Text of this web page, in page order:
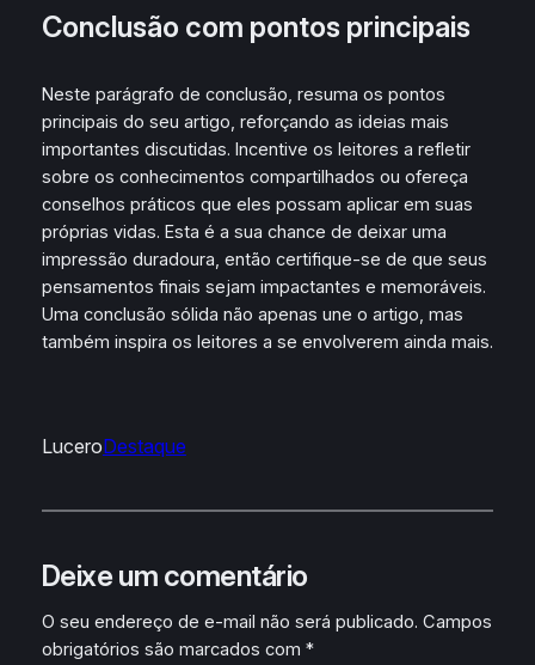
Conclusão com pontos principais
Neste parágrafo de conclusão, resuma os pontos
principais do seu artigo, reforçando as ideias mais
importantes discutidas. Incentive os leitores a refletir
sobre os conhecimentos compartilhados ou ofereça
conselhos práticos que eles possam aplicar em suas
próprias vidas. Esta é a sua chance de deixar uma
impressão duradoura, então certifique-se de que seus
pensamentos finais sejam impactantes e memoráveis.
Uma conclusão sólida não apenas une o artigo, mas
também inspira os leitores a se envolverem ainda mais.
LuceroDestaque
Deixe um comentário
O seu endereço de e-mail não será publicado. Campos
obrigatórios são marcados com *